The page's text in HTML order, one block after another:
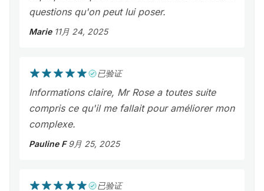
questions qu'on peut lui poser.
Marie 11月 24, 2025
已验证
Informations claire, Mr Rose a toutes suite
compris ce qu'il me fallait pour améliorer mon
complexe.
Pauline F9月 25, 2025
已验证